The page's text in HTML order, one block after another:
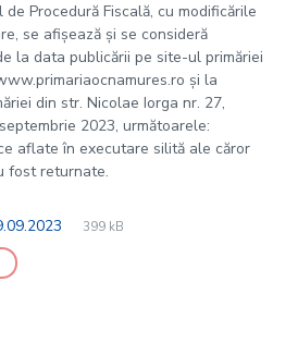
Procedură Fiscală, cu modificările
se afișează și se consideră
la data publicării pe site-ul primăriei
și la
din str. Nicolae Iorga nr. 27,
2023, următoarele:
aflate în executare silită ale căror
fost returnate.
File
pdf
File
399 kB